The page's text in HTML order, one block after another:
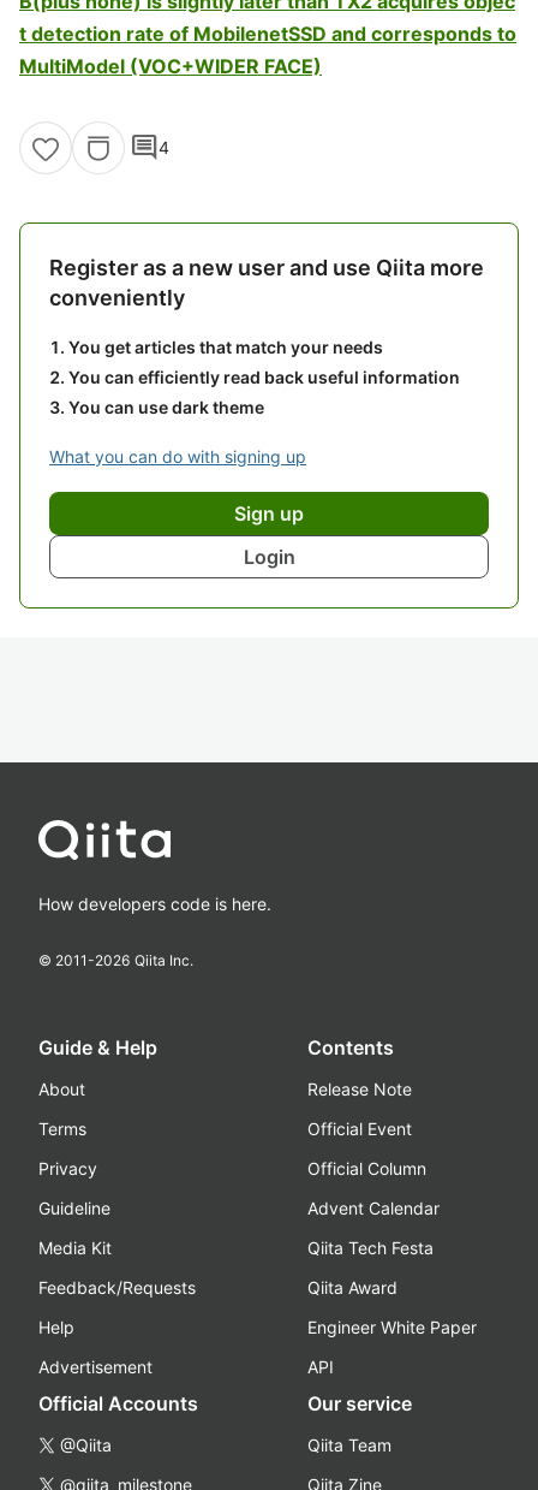
t detection rate of MobilenetSSD and corresponds to
MultiModel (VOC+WIDER FACE)
comment4
Register as a new user and use Qiita more
conveniently
You get articles that match your needs
You can efficiently read back useful information
You can use dark theme
What you can do with signing up
Sign up
Login
How developers code is here.
© 2011-2026 Qiita Inc.
Guide & Help
About
Terms
Privacy
Guideline
Media Kit
Feedback/Requests
Help
Advertisement
Contents
Release Note
Official Event
Official Column
Advent Calendar
Qiita Tech Festa
Qiita Award
Engineer White Paper
API
Official Accounts
@Qiita
@qiita_milestone
Our service
Qiita Team
Qiita Zine